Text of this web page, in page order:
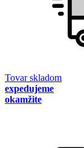
Tovar skladom
expedujeme
okamžite